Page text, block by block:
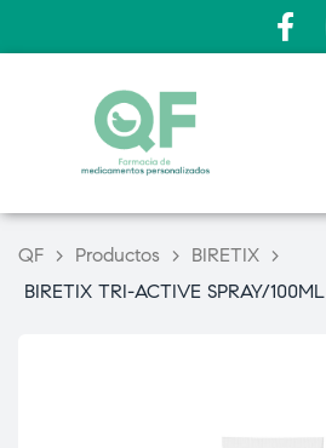
QF > Productos > BIRETIX >
BIRETIX TRI-ACTIVE SPRAY/100ML